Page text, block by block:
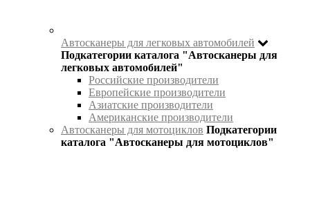
Автосканеры для легковых автомобилей
Подкатегории каталога "Автосканеры для
легковых автомобилей"
Российские производители
Европейские производители
Азиатские производители
Американские производители
Автосканеры для мотоциклов Подкатегории
каталога "Автосканеры для мотоциклов"